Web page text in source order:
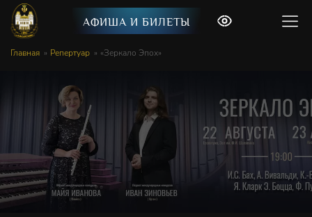
АФИША И БИЛЕТЫ
Главная Репертуар «Зеркало Эпох»